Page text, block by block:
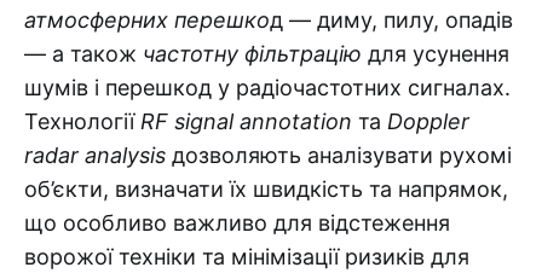
атмосферних перешкод — диму, пилу, опадів
— а також частотну фільтрацію для усунення
шумів і перешкод у радіочастотних сигналах.
Технології RF signal annotation та Doppler
radar analysis дозволяють аналізувати рухомі
об’єкти, визначати їх швидкість та напрямок,
що особливо важливо для відстеження
ворожої техніки та мінімізації ризиків для